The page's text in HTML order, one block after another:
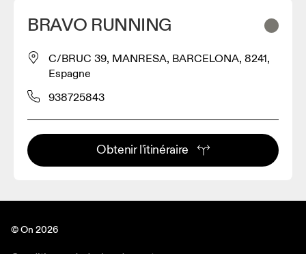
BRAVO RUNNING
C/BRUC 39, MANRESA, BARCELONA, 8241,
Espagne
938725843
Obtenir l'itinéraire
© On 2026